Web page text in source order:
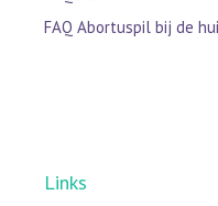
FAQ Abortuspil bij de
Links